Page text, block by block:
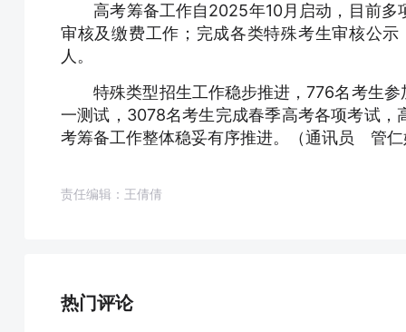
高考筹备工作自2025年10月启动，目前多
审核及缴费工作；完成各类特殊考生审核公
人。
特殊类型招生工作稳步推进，776名考生参
一测试，3078名考生完成春季高考各项考试
考筹备工作整体稳妥有序推进。（通讯员 管
责任编辑：王倩倩
热门评论